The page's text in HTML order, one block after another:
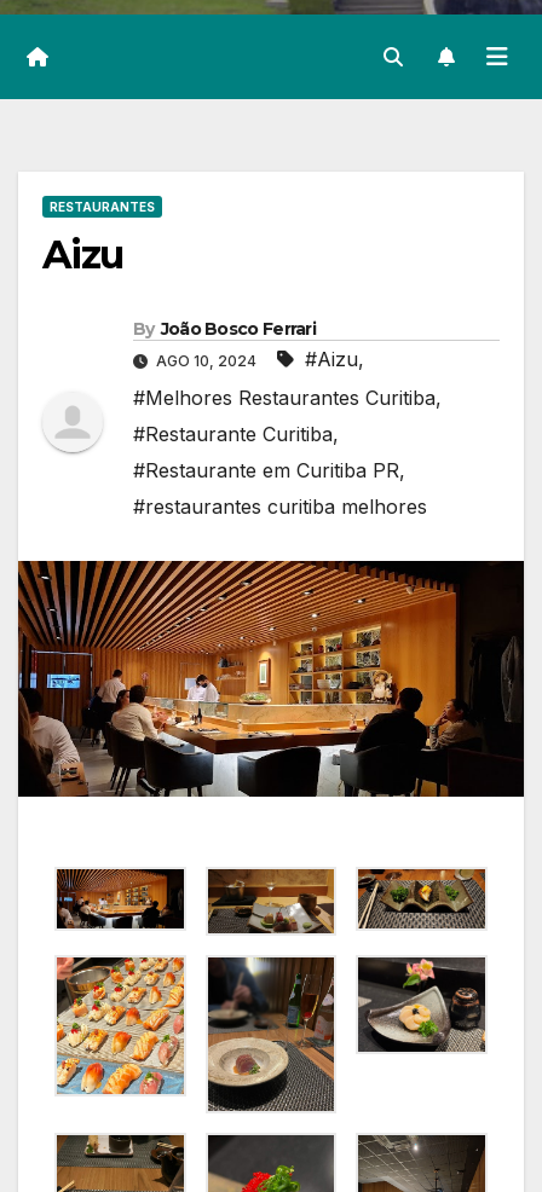
RESTAURANTES
Aizu
By João Bosco Ferrari
AGO 10, 2024 #Aizu,
#Melhores Restaurantes Curitiba,
#Restaurante Curitiba,
#Restaurante em Curitiba PR,
#restaurantes curitiba melhores